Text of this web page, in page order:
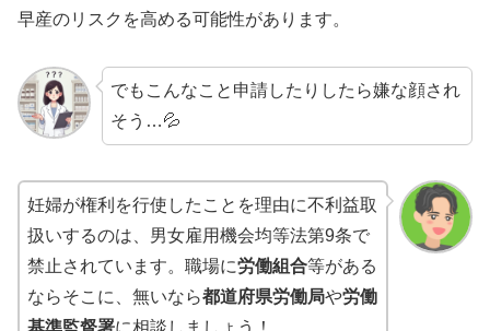
早産のリスクを高める可能性があります。
でもこんなこと申請したりしたら嫌な顔され
そう…💦
妊婦が権利を行使したことを理由に不利益取
扱いするのは、男女雇用機会均等法第9条で
禁止されています。職場に労働組合等がある
ならそこに、無いなら都道府県労働局や労働